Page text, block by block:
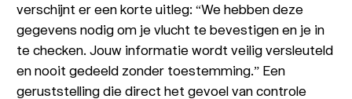
verschijnt er een korte uitleg: “We hebben deze
gegevens nodig om je vlucht te bevestigen en je in
te checken. Jouw informatie wordt veilig versleuteld
en nooit gedeeld zonder toestemming.” Een
geruststelling die direct het gevoel van controle